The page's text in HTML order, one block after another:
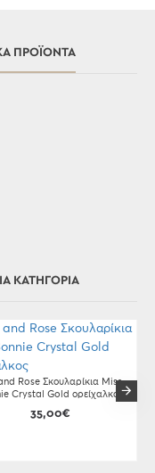
ΠΡΟΪΌΝΤΑ
ΚΑΤΗΓΟΡΊΑ
Rose Σκουλαρίκια Miss
Crystal Gold ορείχαλκος
35,00€